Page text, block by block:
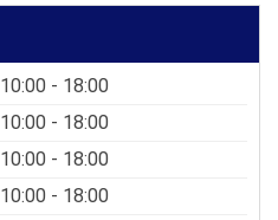
10:00 - 18:00
10:00 - 18:00
10:00 - 18:00
10:00 - 18:00